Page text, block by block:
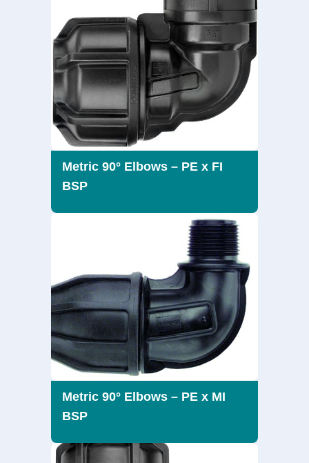
Metric 90° Elbows – PE x FI
BSP
Metric 90° Elbows – PE x MI
BSP